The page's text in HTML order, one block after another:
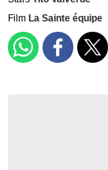
Film La Sainte équipe